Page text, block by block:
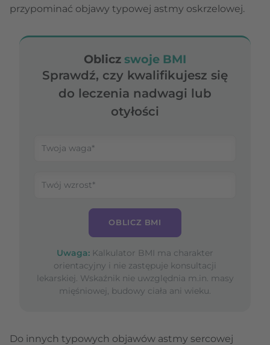
przypominać objawy typowej astmy oskrzelowej.
Oblicz swoje BMI
Sprawdź, czy kwalifikujesz się
do leczenia nadwagi lub
otyłości
OBLICZ BMI
Uwaga: Kalkulator BMI ma charakter
orientacyjny i nie zastępuje konsultacji
lekarskiej. Wskaźnik nie uwzględnia m.in. masy
mięśniowej, budowy ciała ani wieku.
Do innych typowych objawów astmy sercowej